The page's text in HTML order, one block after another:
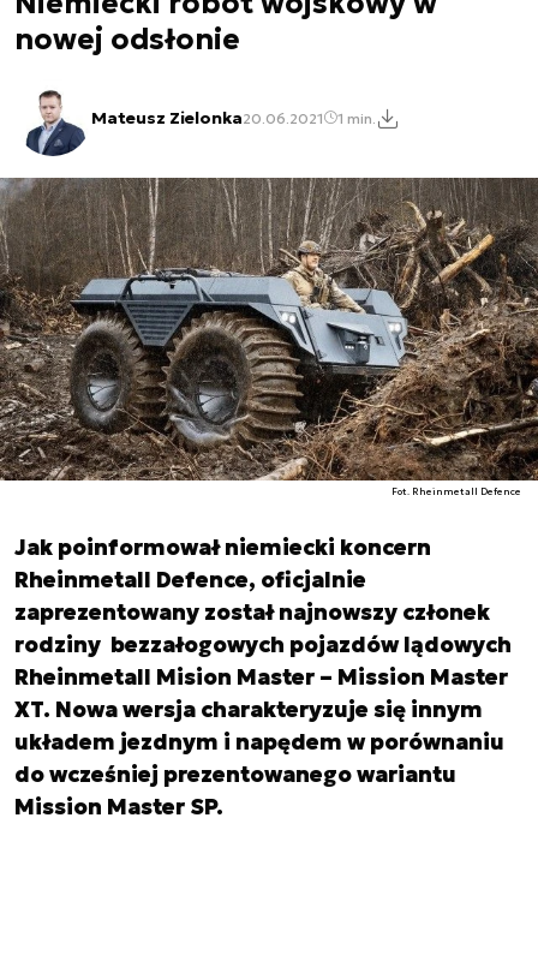
nowej odsłonie
Mateusz Zielonka20.06.2021 1 min.
Fot. Rheinmetall Defence
Jak poinformował niemiecki koncern
Rheinmetall Defence, oficjalnie
zaprezentowany został najnowszy członek
rodziny bezzałogowych pojazdów lądowych
Rheinmetall Mision Master – Mission Master
XT. Nowa wersja charakteryzuje się innym
układem jezdnym i napędem w porównaniu
do wcześniej prezentowanego wariantu
Mission Master SP.